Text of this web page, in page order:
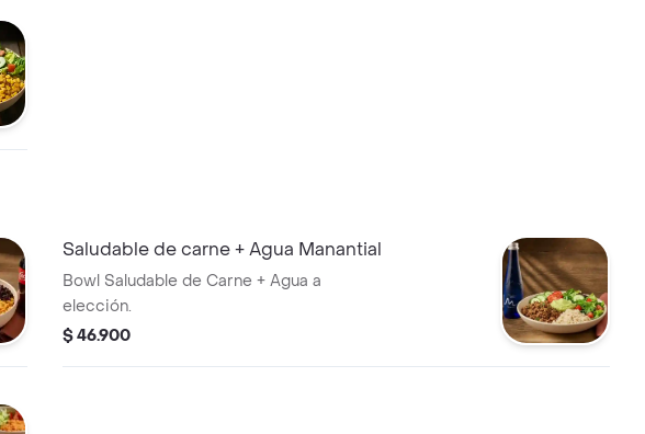
Saludable de carne + Agua Manantial
Bowl Saludable de Carne + Agua a
elección.
$ 46.900